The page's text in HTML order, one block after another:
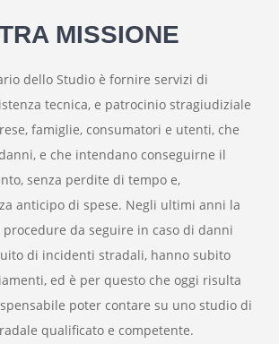
MISSIONE
dello Studio è fornire servizi di
tecnica, e patrocinio stragiudiziale
famiglie, consumatori e utenti, che
e che intendano conseguirne il
senza perdite di tempo e,
anticipo di spese. Negli ultimi anni la
procedure da seguire in caso di danni
di incidenti stradali, hanno subito
ed è per questo che oggi risulta
poter contare su uno studio di
qualificato e competente.